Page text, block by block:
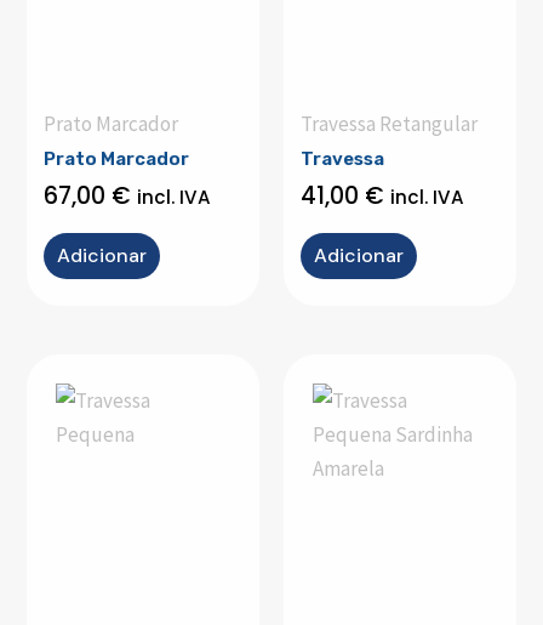
Prato Marcador
Prato Marcador
67,00 € incl. IVA
Adicionar
Travessa Retangular
Travessa
41,00 € incl. IVA
Adicionar